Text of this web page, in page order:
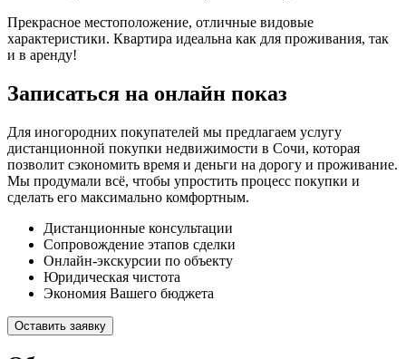
Прекрасное местоположение, отличные видовые
характеристики. Квартира идеальна как для проживания, так
и в аренду!
Записаться на онлайн показ
Для иногородних покупателей мы предлагаем услугу
дистанционной покупки недвижимости в Сочи, которая
позволит сэкономить время и деньги на дорогу и проживание.
Мы продумали всё, чтобы упростить процесс покупки и
сделать его максимально комфортным.
Дистанционные консультации
Сопровождение этапов сделки
Онлайн-экскурсии по объекту
Юридическая чистота
Экономия Вашего бюджета
Оставить заявку